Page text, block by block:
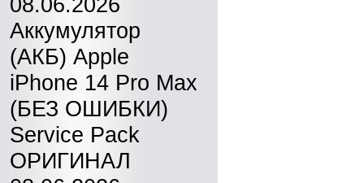
Аккумулятор
(АКБ) Apple
iPhone 14 Pro Max
(БЕЗ ОШИБКИ)
Service Pack
ОРИГИНАЛ